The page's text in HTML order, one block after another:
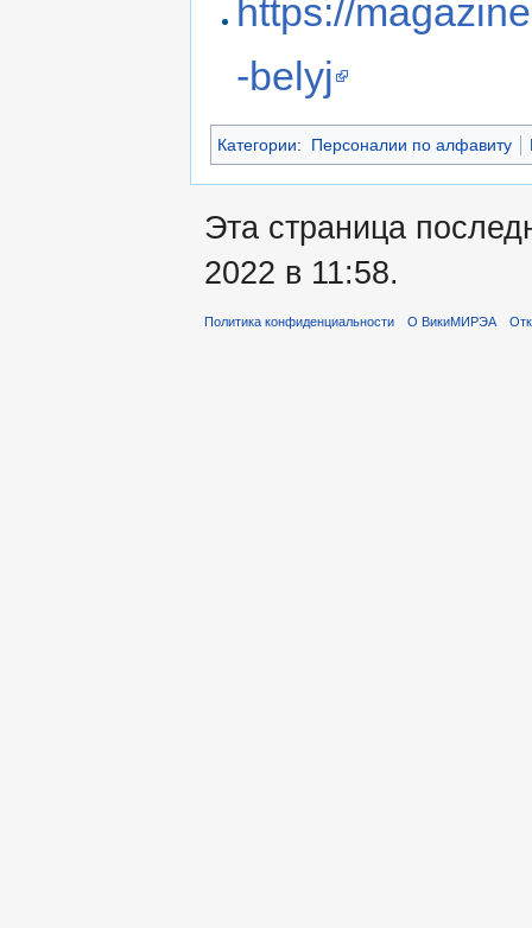
https://
-belyj
Категории: Персоналии по алфавиту
Эта страница
2022 в 11:58.
Политика конфиденциальности О ВикиМИРЭА